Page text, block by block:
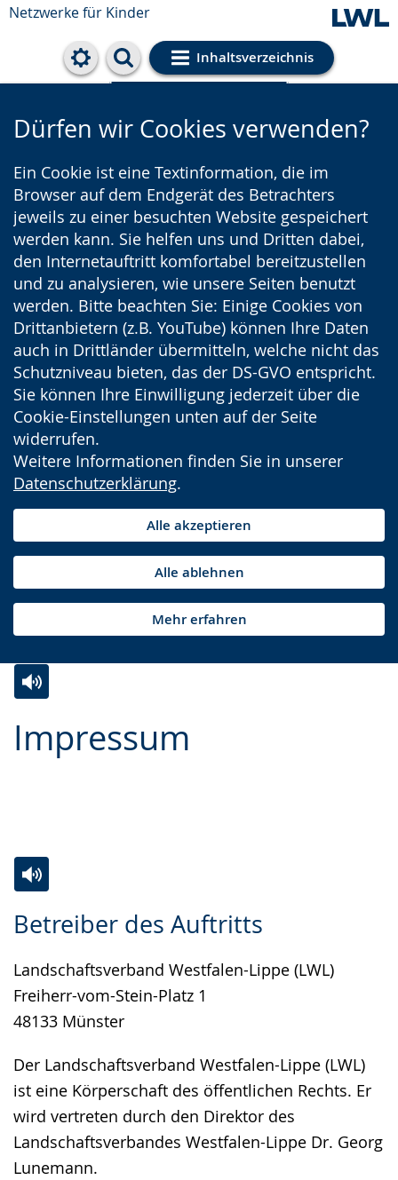
Netzwerke für Kinder
Inhaltsverzeichnis
Cookie-Einstellungen
Dürfen wir Cookies verwenden?
Ein Cookie ist eine Textinformation, die im
Browser auf dem Endgerät des Betrachters
jeweils zu einer besuchten Website gespeichert
werden kann. Sie helfen uns und Dritten dabei,
den Internetauftritt komfortabel bereitzustellen
und zu analysieren, wie unsere Seiten benutzt
werden. Bitte beachten Sie: Einige Cookies von
Drittanbietern (z.B. YouTube) können Ihre Daten
auch in Drittländer übermitteln, welche nicht das
Schutzniveau bieten, das der DS-GVO entspricht.
Sie können Ihre Einwilligung jederzeit über die
Cookie-Einstellungen unten auf der Seite
widerrufen.
Weitere Informationen finden Sie in unserer
Datenschutzerklärung.
Alle akzeptieren
Alle ablehnen
Mehr erfahren
Impressum
Leichten
Sprache
Audio-
Unterstützung.
Video
angezeigt.
Betreiber des Auftritts
Landschaftsverband Westfalen-Lippe (LWL)
Freiherr-vom-Stein-Platz 1
48133 Münster
Der Landschaftsverband Westfalen-Lippe (LWL)
ist eine Körperschaft des öffentlichen Rechts. Er
wird vertreten durch den Direktor des
Landschaftsverbandes Westfalen-Lippe Dr. Georg
Lunemann.
Leichten
wechseln.
Audio-
Video
Deutscher
Gebärdensprache
wird
angezeigt.